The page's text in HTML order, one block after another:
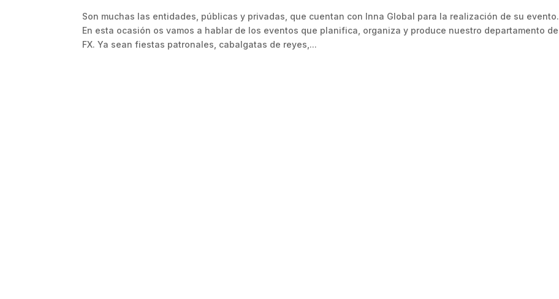
Son muchas las entidades, públicas y privadas, que cuentan con Inna Global para la realización de su evento.
En esta ocasión os vamos a hablar de los eventos que planifica, organiza y produce nuestro departamento de
FX. Ya sean fiestas patronales, cabalgatas de reyes,...